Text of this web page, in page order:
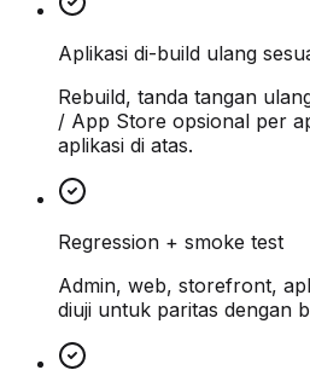
Aplikasi di-build ulang
Rebuild, tanda tangan
/ App Store opsional per
aplikasi di atas.
Regression + smoke test
Admin, web, storefront,
diuji untuk paritas dengan